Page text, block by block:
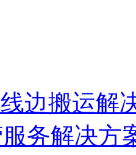
边搬运解
服务解决方